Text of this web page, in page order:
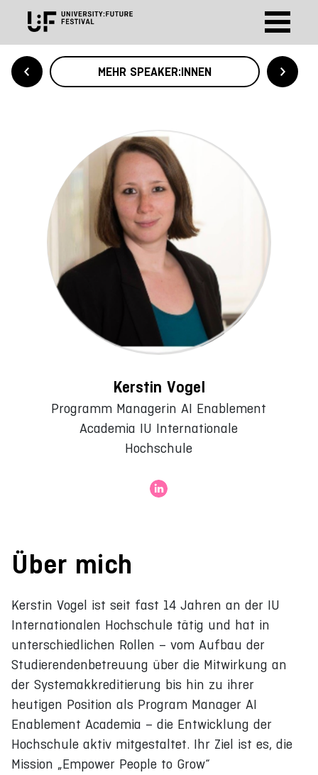
MEHR SPEAKER:INNEN
Kerstin Vogel
Programm Managerin AI Enablement
Academia IU Internationale
Hochschule
Über mich
Kerstin Vogel ist seit fast 14 Jahren an der IU
Internationalen Hochschule tätig und hat in
unterschiedlichen Rollen – vom Aufbau der
Studierendenbetreuung über die Mitwirkung an
der Systemakkreditierung bis hin zu ihrer
heutigen Position als Program Manager AI
Enablement Academia – die Entwicklung der
Hochschule aktiv mitgestaltet. Ihr Ziel ist es, die
Mission „Empower People to Grow“